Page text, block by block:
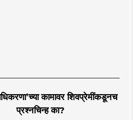
कामावर शिवप्रेमींकडूनच
प्रश्नचिन्ह का?